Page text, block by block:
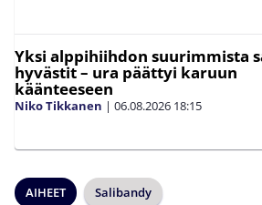
Yksi alppihiihdon suurimmista
hyvästit – ura päättyi karuun
käänteeseen
Niko Tikkanen | 06.08.2026 18:15
AIHEET Salibandy